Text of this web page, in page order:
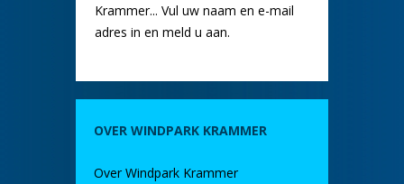
Krammer... Vul uw naam en e-mail
adres in en meld u aan.
OVER WINDPARK KRAMMER
Over Windpark Krammer